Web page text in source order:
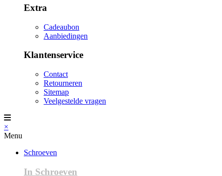
Extra
Cadeaubon
Aanbiedingen
Klantenservice
Contact
Retourneren
Sitemap
Veelgestelde vragen
×
Menu
Schroeven
In Schroeven